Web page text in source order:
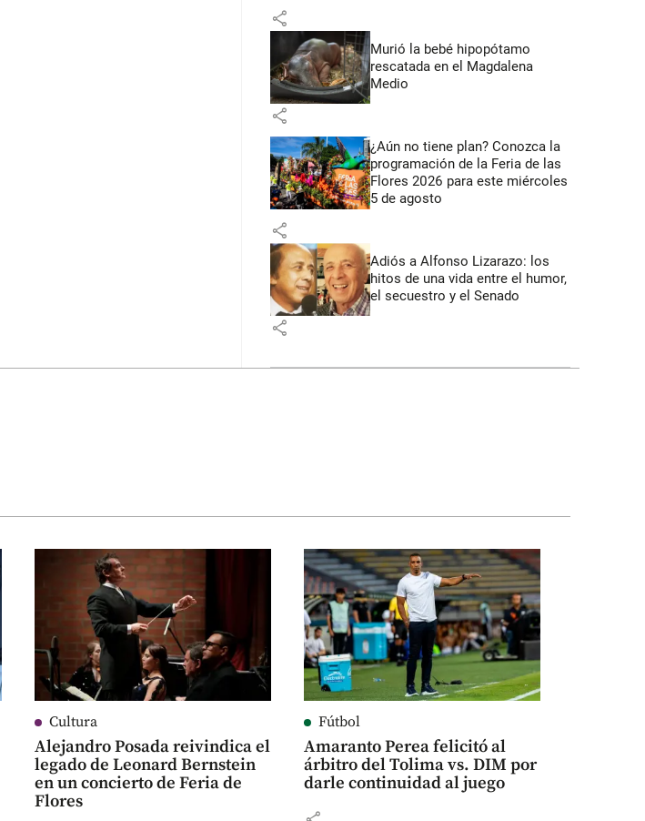
share
Murió la bebé hipopótamo
rescatada en el Magdalena
Medio
share
¿Aún no tiene plan? Conozca la
programación de la Feria de las
Flores 2026 para este miércoles
5 de agosto
share
Adiós a Alfonso Lizarazo: los
hitos de una vida entre el humor,
el secuestro y el Senado
share
Cultura
Alejandro Posada reivindica el
legado de Leonard Bernstein
en un concierto de Feria de
Flores
Fútbol
Amaranto Perea felicitó al
árbitro del Tolima vs. DIM por
darle continuidad al juego